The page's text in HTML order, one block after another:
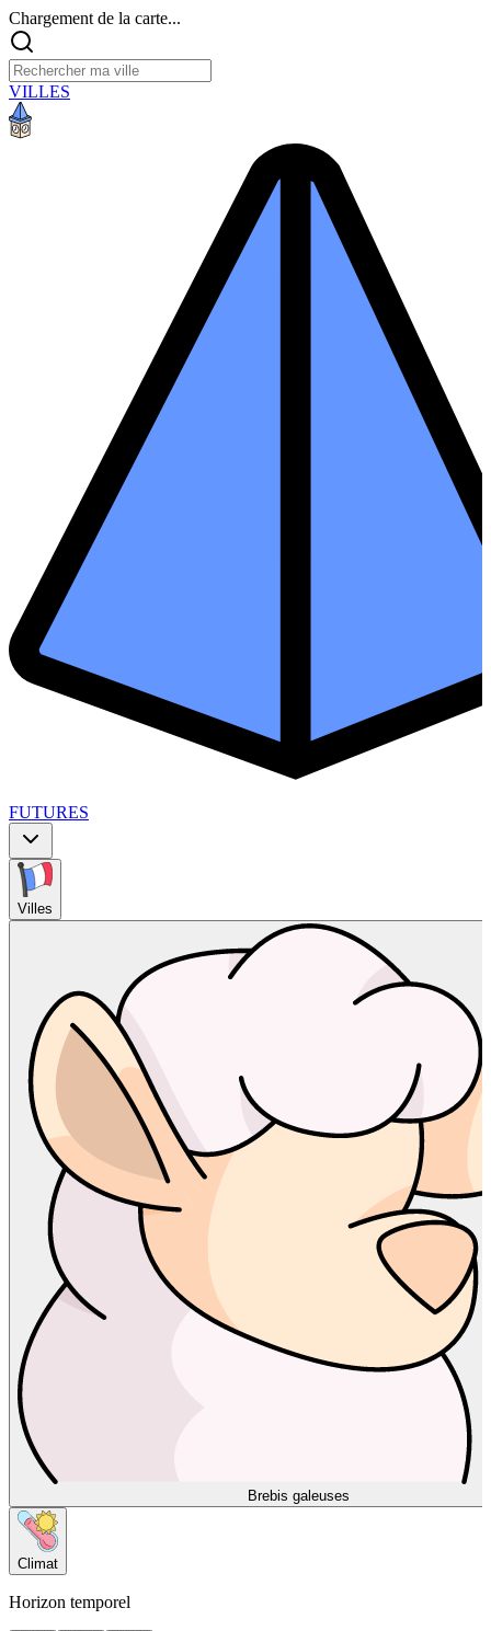
Chargement de la carte...
VILLES
FUTURES
Villes
Brebis galeuses
Climat
Horizon temporel